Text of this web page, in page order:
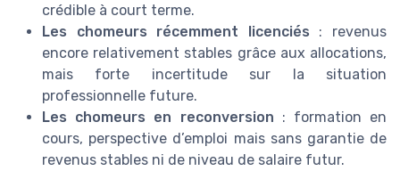
crédible à court terme.
Les chomeurs récemment licenciés : revenus
encore relativement stables grâce aux allocations,
mais forte incertitude sur la situation
professionnelle future.
Les chomeurs en reconversion : formation en
cours, perspective d’emploi mais sans garantie de
revenus stables ni de niveau de salaire futur.